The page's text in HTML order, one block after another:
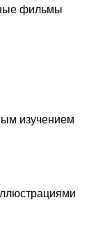
фильмы
изучением